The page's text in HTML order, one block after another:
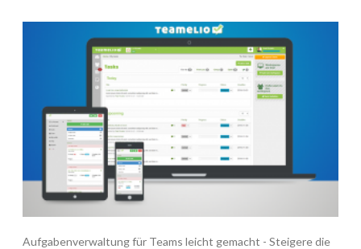
Aufgabenverwaltung für Teams leicht gemacht - Steigere die